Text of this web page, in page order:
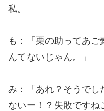
私。
も：「栗の助ってあ
んてないじゃん。」
み：「あれ？そうでし
ないー！？失敗ですね